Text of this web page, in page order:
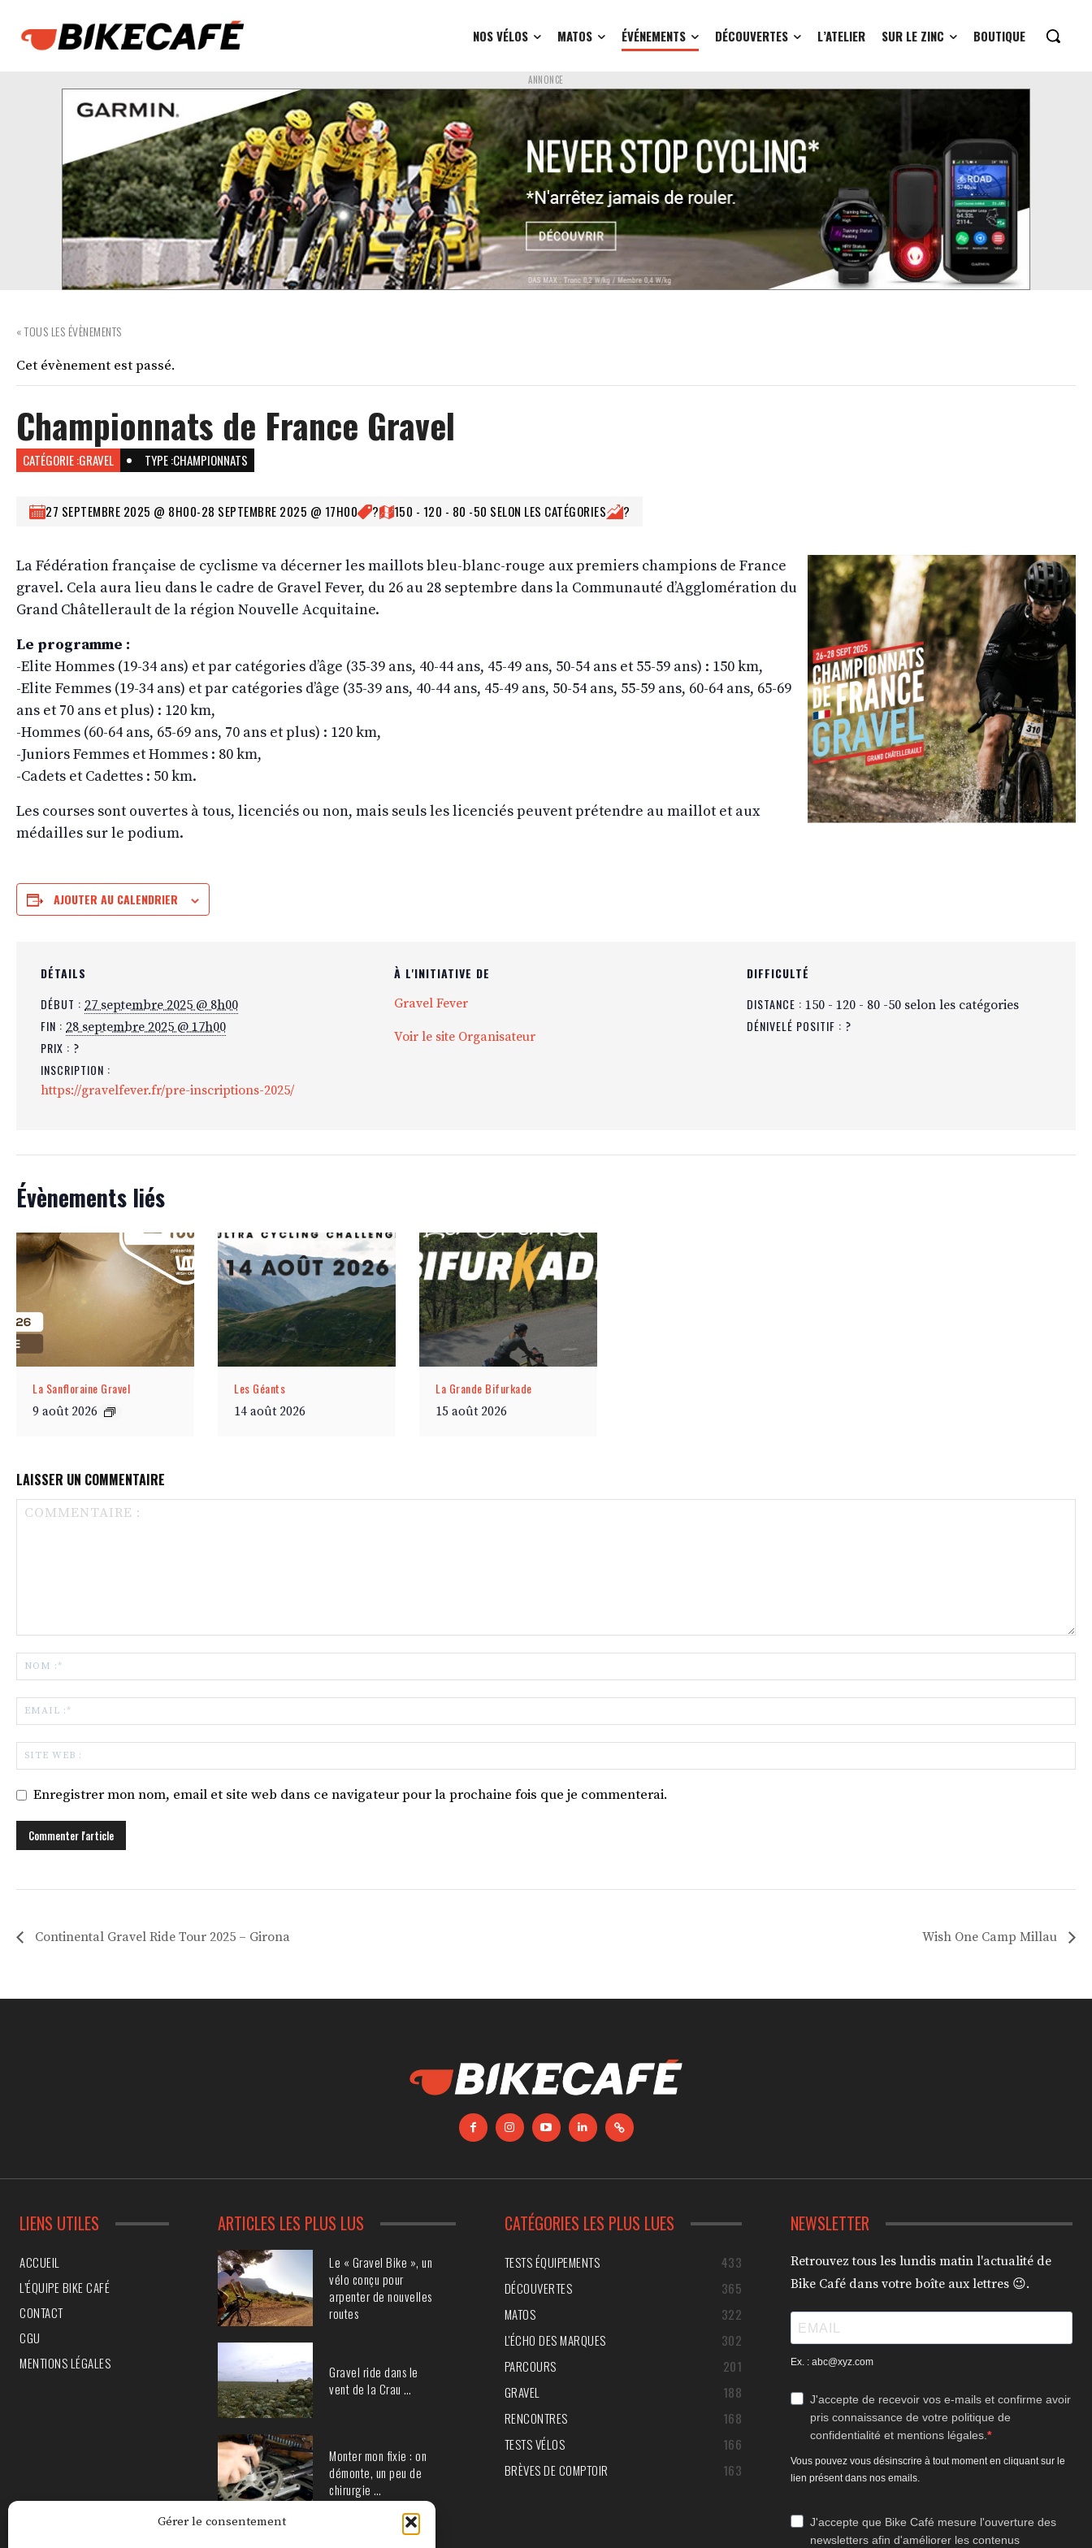
Gérer le consentement
NOS VÉLOS MATOS ÉVÉNEMENTS DÉCOUVERTES L’ATELIER SUR LE ZINC BOUTIQUE
ANNONCE
« TOUS LES ÉVÈNEMENTS
Cet évènement est passé.
Championnats de France Gravel
CATÉGORIE :GRAVEL TYPE :CHAMPIONNATS
27 SEPTEMBRE 2025 @ 8H00-28 SEPTEMBRE 2025 @ 17H00 ? 150 - 120 - 80 -50 SELON LES CATÉGORIES ?
La Fédération française de cyclisme va décerner les maillots bleu-blanc-rouge aux premiers champions de France
gravel. Cela aura lieu dans le cadre de Gravel Fever, du 26 au 28 septembre dans la Communauté d’Agglomération du
Grand Châtellerault de la région Nouvelle Acquitaine.
Le programme :
-Elite Hommes (19-34 ans) et par catégories d’âge (35-39 ans, 40-44 ans, 45-49 ans, 50-54 ans et 55-59 ans) : 150 km,
-Elite Femmes (19-34 ans) et par catégories d’âge (35-39 ans, 40-44 ans, 45-49 ans, 50-54 ans, 55-59 ans, 60-64 ans, 65-69
ans et 70 ans et plus) : 120 km,
-Hommes (60-64 ans, 65-69 ans, 70 ans et plus) : 120 km,
-Juniors Femmes et Hommes : 80 km,
-Cadets et Cadettes : 50 km.
Les courses sont ouvertes à tous, licenciés ou non, mais seuls les licenciés peuvent prétendre au maillot et aux
médailles sur le podium.
AJOUTER AU CALENDRIER
DÉTAILS
DÉBUT : 27 septembre 2025 @ 8h00
FIN : 28 septembre 2025 @ 17h00
PRIX : ?
INSCRIPTION :
https://gravelfever.fr/pre-inscriptions-2025/
À L'INITIATIVE DE
Gravel Fever
Voir le site Organisateur
DIFFICULTÉ
DISTANCE : 150 - 120 - 80 -50 selon les catégories
DÉNIVELÉ POSITIF : ?
Évènements liés
La Sanfloraine Gravel
9 août 2026
Les Géants
14 août 2026
La Grande Bifurkade
15 août 2026
LAISSER UN COMMENTAIRE
Enregistrer mon nom, email et site web dans ce navigateur pour la prochaine fois que je commenterai.
Continental Gravel Ride Tour 2025 – Girona Wish One Camp Millau
LIENS UTILES
ACCUEIL
L’ÉQUIPE BIKE CAFÉ
CONTACT
CGU
MENTIONS LÉGALES
ARTICLES LES PLUS LUS
Le « Gravel Bike », un
vélo conçu pour
arpenter de nouvelles
routes
Gravel ride dans le
vent de la Crau …
Monter mon fixie : on
démonte, un peu de
chirurgie …
CATÉGORIES LES PLUS LUES
TESTS ÉQUIPEMENTS
433
DÉCOUVERTES
365
MATOS
322
L'ÉCHO DES MARQUES
302
PARCOURS
201
GRAVEL
188
RENCONTRES
168
TESTS VÉLOS
166
BRÈVES DE COMPTOIR
163
NEWSLETTER
Retrouvez tous les lundis matin l'actualité de
Bike Café dans votre boîte aux lettres 😉.
Ex. : abc@xyz.com
J'accepte de recevoir vos e-mails et confirme avoir
pris connaissance de votre politique de
confidentialité et mentions légales.
Vous pouvez vous désinscrire à tout moment en cliquant sur le
lien présent dans nos emails.
J'accepte que Bike Café mesure l'ouverture des
newsletters afin d'améliorer les contenus